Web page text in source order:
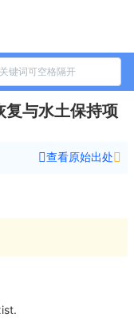
复与水土保持项
查看原始出处